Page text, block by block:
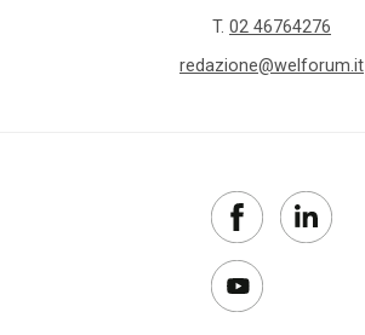
T. 02 46764276
redazione@welforum.it